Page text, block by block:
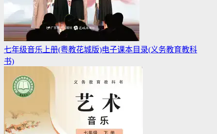
七年级音乐上册(粤教花城版)电子课本目录(义务教育教科
书)